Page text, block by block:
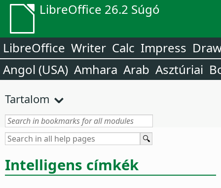
LibreOffice 26.2 Súgó
LibreOffice Writer Calc Impress
Angol (USA) Amhara Arab Asztúriai
Tartalom
Intelligens címkék